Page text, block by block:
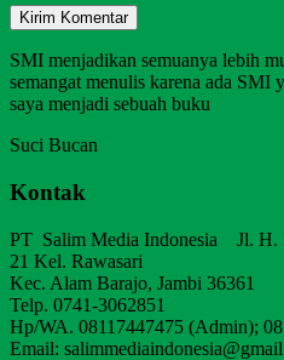
SMI menjadikan semuanya lebih
semangat menulis karena ada SMI
saya menjadi sebuah buku
Suci Bucan
Kontak
PT Salim Media Indonesia Jl. H.
21 Kel. Rawasari
Kec. Alam Barajo, Jambi 36361
Telp. 0741-3062851
Hp/WA. 08117447475 (Admin);
Email: